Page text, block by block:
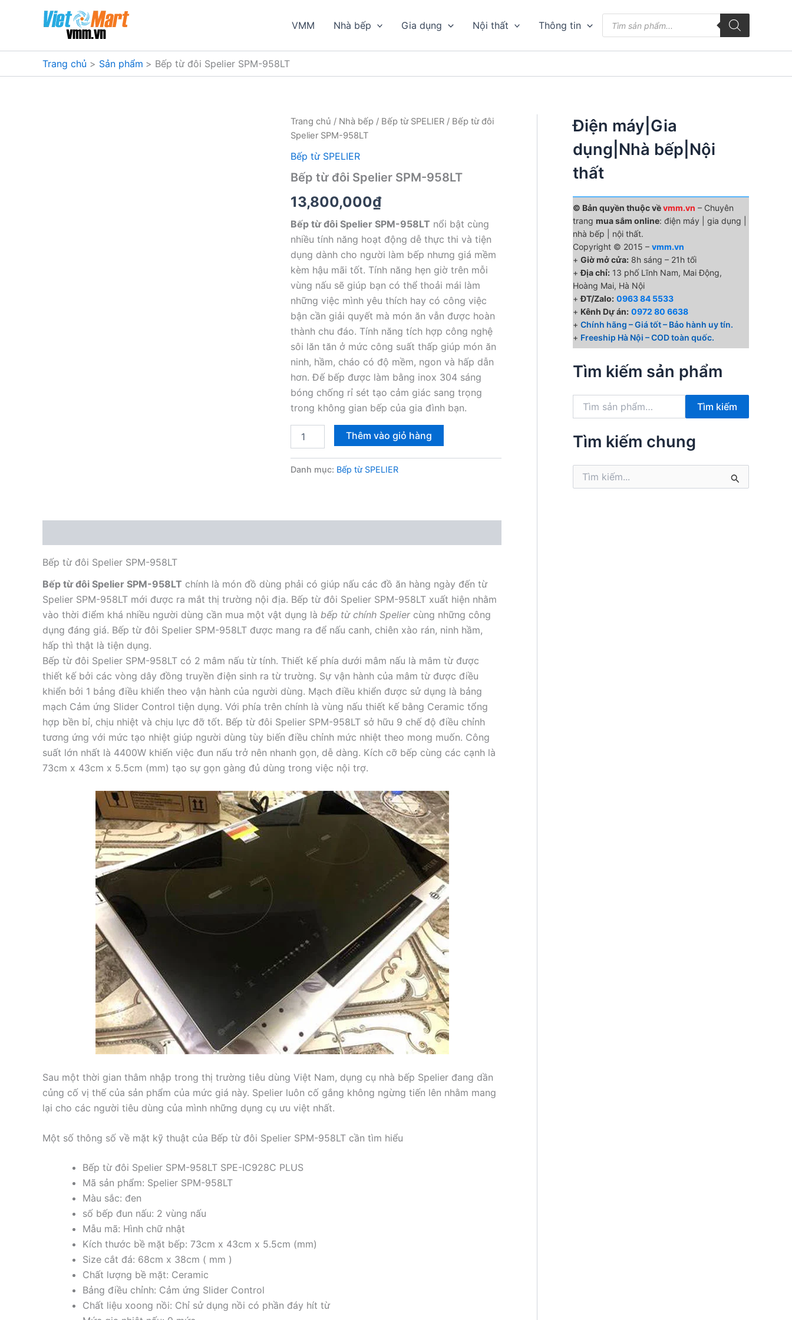
dung
VMM Nhà bếp Gia dụng Nội thất Thông tin
kiếm
phẩm
Trang chủ Sản phẩm Bếp từ đôi Spelier SPM-958LT
Trang chủ / Nhà bếp / Bếp từ SPELIER/ Bếp từ đôi
Spelier SPM-958LT
Bếp từ SPELIER
Bếp từ đôi Spelier SPM-958LT
13,800,000₫
Bếp từ đôi Spelier SPM-958LT nổi bật cùng
nhiều tính năng hoạt động dễ thực thi và tiện
dụng dành cho người làm bếp nhưng giá mềm
kèm hậu mãi tốt. Tính năng hẹn giờ trên mỗi
vùng nấu sẽ giúp bạn có thể thoải mái làm
những việc mình yêu thích hay có công việc
bận cần giải quyết mà món ăn vẫn được hoàn
thành chu đáo. Tính năng tích hợp công nghệ
sôi lăn tăn ở mức công suất thấp giúp món ăn
ninh, hầm, cháo có độ mềm, ngon và hấp dẫn
hơn. Đế bếp được làm bằng inox 304 sáng
bóng chống rỉ sét tạo cảm giác sang trọng
trong không gian bếp của gia đình bạn.
Spelier
Thêm vào giỏ hàng
Danh mục: Bếp từ SPELIER
Bếp từ đôi Spelier SPM-958LT
Bếp từ đôi Spelier SPM-958LT chính là món đồ dùng phải có giúp nấu các đồ ăn hàng ngày đến từ
Spelier SPM-958LT mới được ra mắt thị trường nội địa. Bếp từ đôi Spelier SPM-958LT xuất hiện nhằm
vào thời điểm khá nhiều người dùng cần mua một vật dụng là bếp từ chính Speliercùng những công
dụng đáng giá. Bếp từ đôi Spelier SPM-958LT được mang ra để nấu canh, chiên xào rán, ninh hầm,
hấp thì thật là tiện dụng.
Bếp từ đôi Spelier SPM-958LT có 2 mâm nấu từ tính. Thiết kế phía dưới mâm nấu là mâm từ được
thiết kế bởi các vòng dây đồng truyền điện sinh ra từ trường. Sự vận hành của mâm từ được điều
khiển bởi 1 bảng điều khiển theo vận hành của người dùng. Mạch điều khiển được sử dụng là bảng
mạch Cảm ứng Slider Control tiện dụng. Với phía trên chính là vùng nấu thiết kế bằng Ceramic tổng
hợp bền bỉ, chịu nhiệt và chịu lực đỡ tốt. Bếp từ đôi Spelier SPM-958LT sở hữu 9 chế độ điều chỉnh
tương ứng với mức tạo nhiệt giúp người dùng tùy biến điều chỉnh mức nhiệt theo mong muốn. Công
suất lớn nhất là 4400W khiến việc đun nấu trở nên nhanh gọn, dễ dàng. Kích cỡ bếp cùng các cạnh là
73cm x 43cm x 5.5cm (mm) tạo sự gọn gàng đủ dùng trong việc nội trợ.
Sau một thời gian thâm nhập trong thị trường tiêu dùng Việt Nam, dụng cụ nhà bếp Spelier đang dần
củng cố vị thế của sản phẩm của mức giá này. Spelier luôn cố gắng không ngừng tiến lên nhằm mang
lại cho các người tiêu dùng của mình những dụng cụ ưu việt nhất.
Một số thông số về mặt kỹ thuật của Bếp từ đôi Spelier SPM-958LT cần tìm hiểu
Bếp từ đôi Spelier SPM-958LT SPE-IC928C PLUS
Mã sản phẩm: Spelier SPM-958LT
Màu sắc: đen
số bếp đun nấu: 2 vùng nấu
Mẫu mã: Hình chữ nhật
Kích thước bề mặt bếp: 73cm x 43cm x 5.5cm (mm)
Size cắt đá: 68cm x 38cm ( mm )
Chất lượng bề mặt: Ceramic
Bảng điều chỉnh: Cảm ứng Slider Control
Chất liệu xoong nồi: Chỉ sử dụng nồi có phần đáy hít từ
Điện máy|Gia
dụng|Nhà bếp|Nội
thất
© Bản quyền thuộc vềvmm.vn – Chuyên
trang mua sắm online: điện máy | gia dụng |
nhà bếp | nội thất.
Copyright © 2015 – vmm.vn
+ Giờ mở cửa: 8h sáng – 21h tối
+Địa chỉ: 13 phố Lĩnh Nam, Mai Động,
Hoàng Mai, Hà Nội
+ĐT/Zalo: 0963 84 5533
+ Kênh Dự án: 0972 80 6638
+ Chính hãng – Giá tốt – Bảo hành uy tín.
+ Freeship Hà Nội – COD toàn quốc.
Tìm kiếm sản phẩm
k
Tìm kiếm
Tìm kiếm chung